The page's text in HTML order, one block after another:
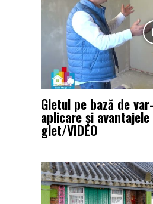
Gletul pe bază de
aplicare și
glet/VIDEO